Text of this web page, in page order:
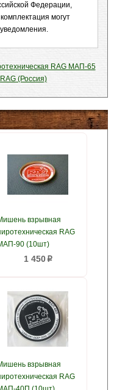
Федерации,
могут
RAG МАП-65
RAG (Россия)
взрывная
RAG
90 (10шт)
1 450p
взрывная
RAG